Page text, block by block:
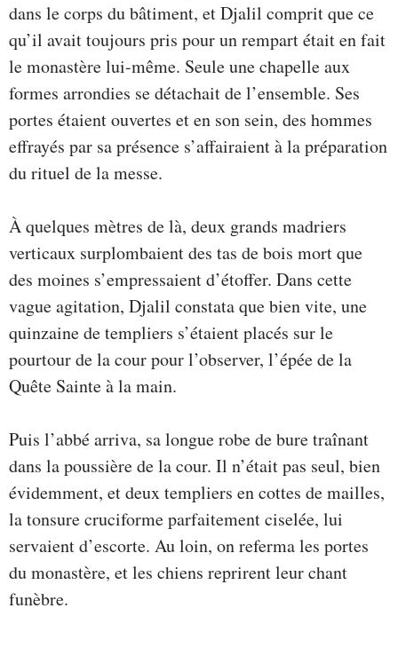
dans le corps du bâtiment, et Djalil comprit que ce
qu’il avait toujours pris pour un rempart était en fait
le monastère lui-même. Seule une chapelle aux
formes arrondies se détachait de l’ensemble. Ses
portes étaient ouvertes et en son sein, des hommes
effrayés par sa présence s’affairaient à la préparation
du rituel de la messe.
À quelques mètres de là, deux grands madriers
verticaux surplombaient des tas de bois mort que
des moines s’empressaient d’étoffer. Dans cette
vague agitation, Djalil constata que bien vite, une
quinzaine de templiers s’étaient placés sur le
pourtour de la cour pour l’observer, l’épée de la
Quête Sainte à la main.
Puis l’abbé arriva, sa longue robe de bure traînant
dans la poussière de la cour. Il n’était pas seul, bien
évidemment, et deux templiers en cottes de mailles,
la tonsure cruciforme parfaitement ciselée, lui
servaient d’escorte. Au loin, on referma les portes
du monastère, et les chiens reprirent leur chant
funèbre.